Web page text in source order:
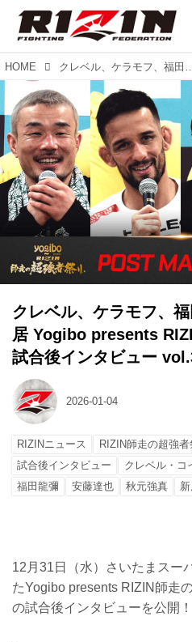
HOME クレベル、ケラモフ、福田、安藤、秋元、新居 Yogibo
クレベル、ケラモフ、
居 Yogibo presents
試合後インタビュー
2026-01-04
RIZINニュース RIZIN師走の超強者
試合後インタビュー
クレベル・コ
福田龍彌
安藤達也 秋元強真
12月31日（水）さいたまスー
たYogibo presents RIZIN師走
の試合後インタビューを公開！